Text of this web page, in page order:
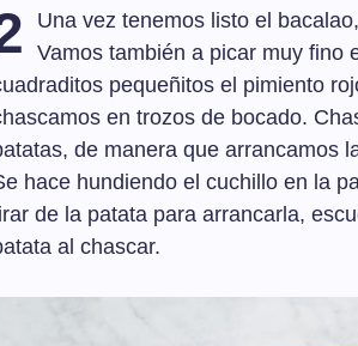
Una vez tenemos listo el
Vamos también a picar muy fino
pequeñitos el pimiento
en trozos de bocado.
de manera que arrancamos
hace hundiendo el cuchillo en la
de la patata para arrancarla,
al chascar.